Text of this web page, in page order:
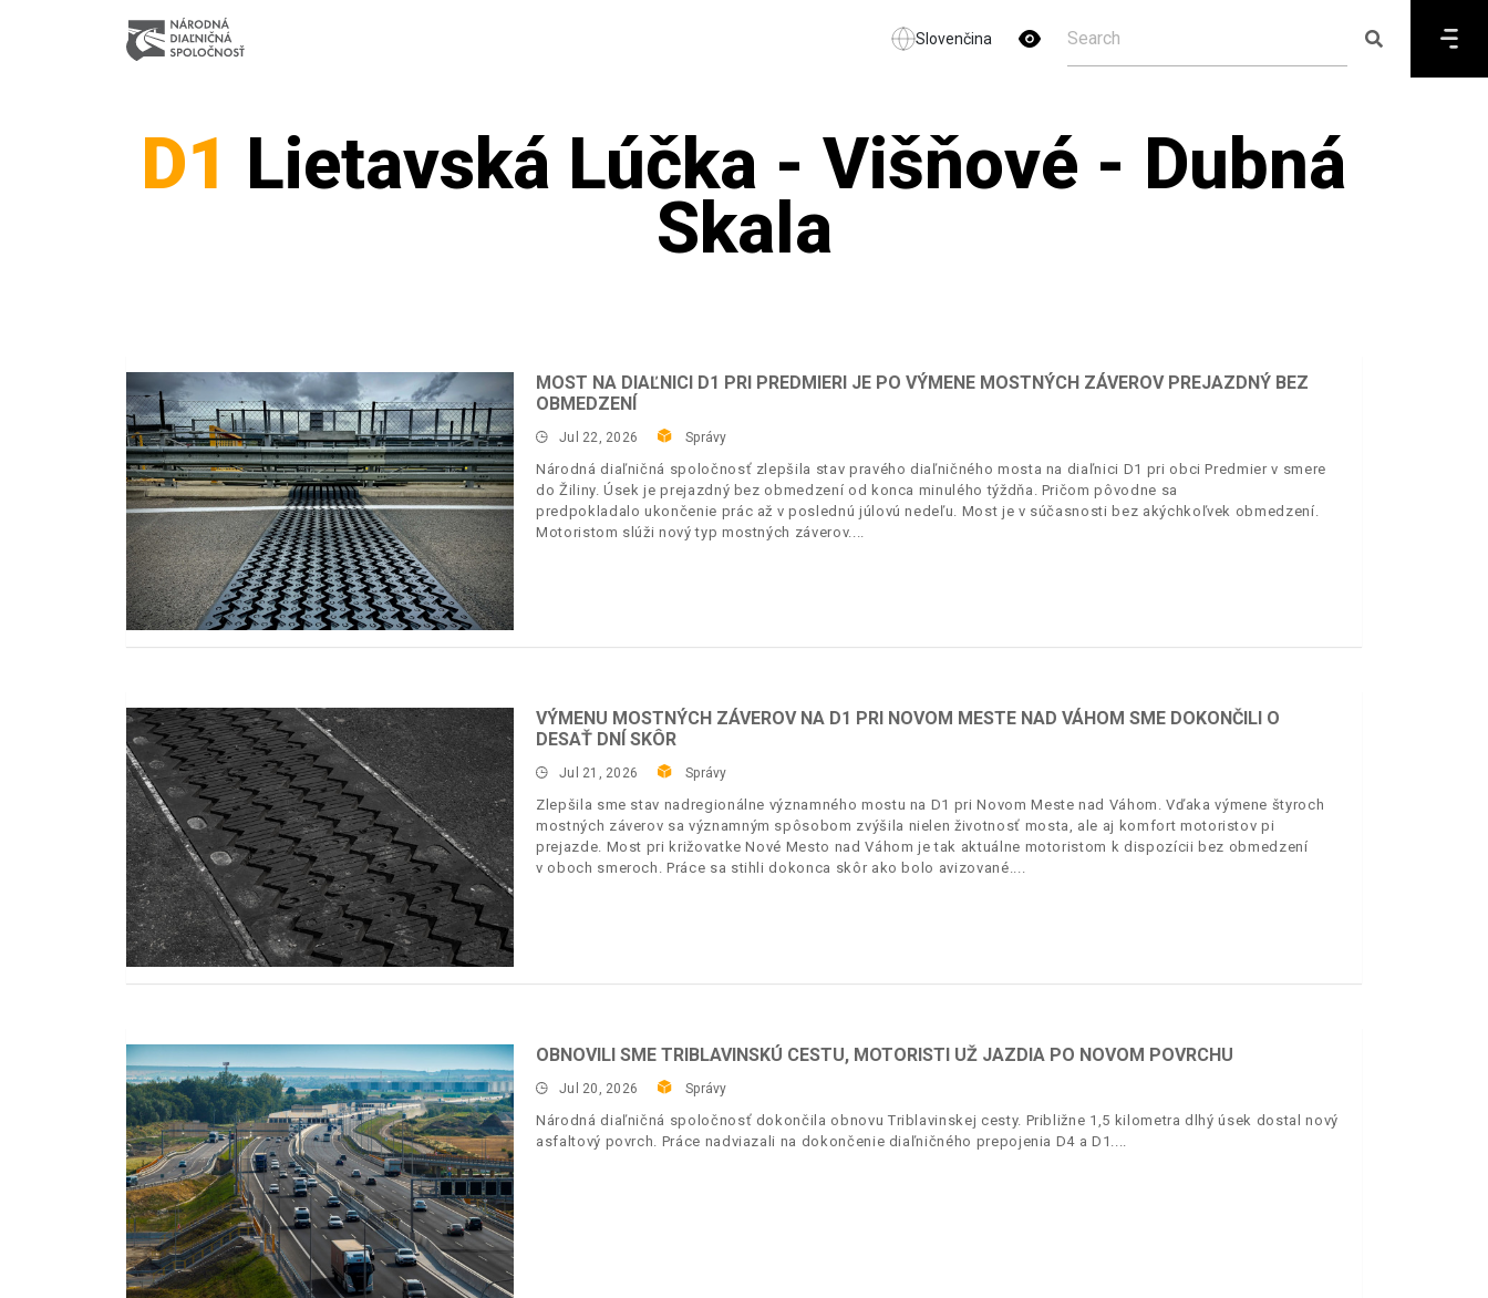
Slovenčina
D1 Lietavská Lúčka - Višňové - Dubná
Skala
MOST NA DIAĽNICI D1 PRI PREDMIERI JE PO VÝMENE MOSTNÝCH ZÁVEROV PREJAZDNÝ BEZ
OBMEDZENÍ
Jul 22, 2026 Správy
Národná diaľničná spoločnosť zlepšila stav pravého diaľničného mosta na diaľnici D1 pri obci Predmier v smere
do Žiliny. Úsek je prejazdný bez obmedzení od konca minulého týždňa. Pričom pôvodne sa
predpokladalo ukončenie prác až v poslednú júlovú nedeľu. Most je v súčasnosti bez akýchkoľvek obmedzení.
Motoristom slúži nový typ mostných záverov.
VÝMENU MOSTNÝCH ZÁVEROV NA D1 PRI NOVOM MESTE NAD VÁHOM SME DOKONČILI O
DESAŤ DNÍ SKÔR
Jul 21, 2026 Správy
Zlepšila sme stav nadregionálne významného mostu na D1 pri Novom Meste nad Váhom. Vďaka výmene štyroch
mostných záverov sa významným spôsobom zvýšila nielen životnosť mosta, ale aj komfort motoristov pi
prejazde. Most pri križovatke Nové Mesto nad Váhom je tak aktuálne motoristom k dispozícii bez obmedzení
v oboch smeroch. Práce sa stihli dokonca skôr ako bolo avizované.
OBNOVILI SME TRIBLAVINSKÚ CESTU, MOTORISTI UŽ JAZDIA PO NOVOM POVRCHU
Jul 20, 2026 Správy
Národná diaľničná spoločnosť dokončila obnovu Triblavinskej cesty. Približne 1,5 kilometra dlhý úsek dostal nový
asfaltový povrch. Práce nadviazali na dokončenie diaľničného prepojenia D4 a D1.